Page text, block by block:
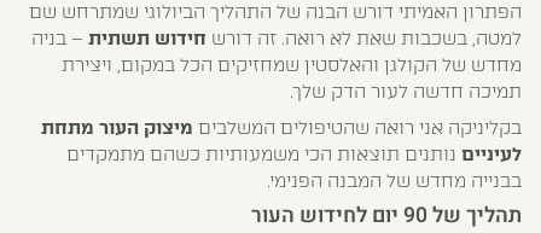
הפתרון האמיתי דורש הבנה של התהליך הביולוגי שמתרחש שם
למטה, בשכבות שאת לא רואה. זה דורש חידוש תשתית – בניה
מחדש של הקולגן והאלסטין שמחזיקים הכל במקום, ויצירת
תמיכה חדשה לעור הדק שלך.
בקליניקה אני רואה שהטיפולים המשלבים מיצוק העור מתחת
לעיניים נותנים תוצאות הכי משמעותיות כשהם מתמקדים
בבנייה מחדש של המבנה הפנימי.
תהליך של 90 יום לחידוש העור